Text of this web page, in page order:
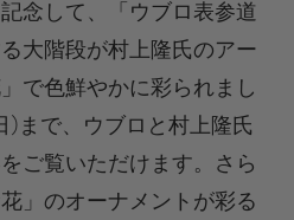
念して、「ウブロ表参道
大階段が村上隆氏のアー
で色鮮やかに彩られまし
) まで、ウブロと村上隆氏
ご覧いただけます。さら
」のオーナメントが彩る